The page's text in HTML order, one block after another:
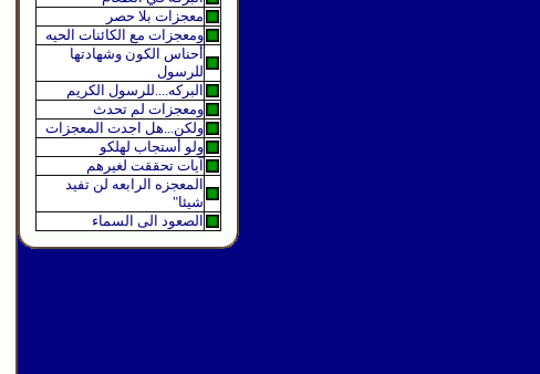
معجزات بلا حصر
ومعجزات مع الكائنات الحيه
أحناس الكون وشهادتها
للرسول
البركه....للرسول الكريم
ومعجزات لم تحدث
ولكن...هل اجدت المعجزات
ولو أستجاب لهلكو
آيات تحققت لغيرهم
المعجزه الرابعه لن تفيد
شيئا"
الصعود الى السماء